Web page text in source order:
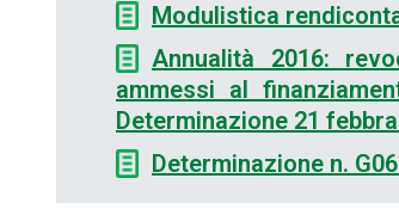
Modulistica
Annualità 2016:
ammessi al
Determinazione 21
Determinazione n.